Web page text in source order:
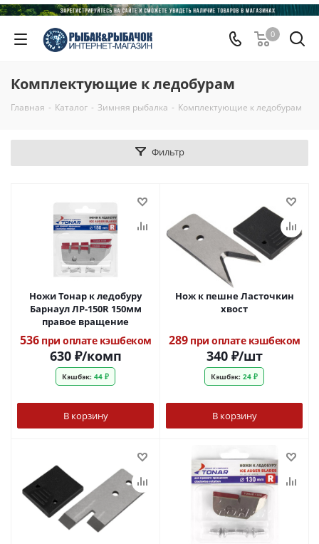
0
Комплектующие к ледобурам
Главная - Каталог - Зимняя рыбалка - Комплектующие к ледобурам
Фильтр
Ножи Тонар к ледобуру
Барнаул ЛР-150R 150мм
правое вращение
536при оплате кэшбеком
630₽/комп
Кэшбэк: 44 ₽
В корзину
Нож к пешне Ласточкин
хвост
289при оплате кэшбеком
340₽/шт
Кэшбэк: 24 ₽
В корзину